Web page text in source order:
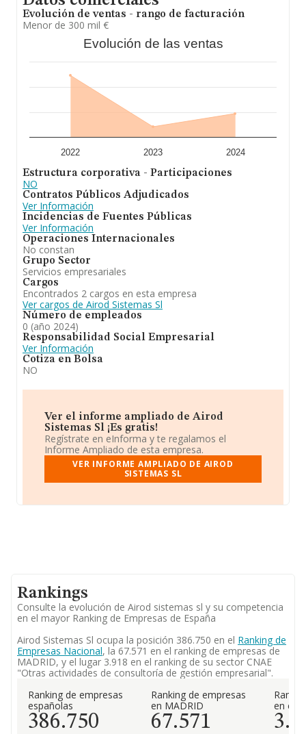
mantenimiento de equipos electronicos, redes,
telefonia, máquinas de oficina, etc. En el ranking de
provincia, ha experimentado un retroceso.
Evolución de ventas - rango de facturación
Menor de 300 mil €
Evolución de las ventas
2022 2023 2024
Estructura corporativa - Participaciones
NO
Contratos Públicos Adjudicados
Ver Información
Incidencias de Fuentes Públicas
Ver Información
Operaciones Internacionales
No constan
Grupo Sector
Servicios empresariales
Cargos
Encontrados 2 cargos en esta empresa
Ver cargos de Airod Sistemas Sl
Número de empleados
0 (año 2024)
Responsabilidad Social Empresarial
Ver Información
Cotiza en Bolsa
NO
Ver el informe ampliado de Airod
Sistemas Sl ¡Es gratis!
Regístrate en eInforma y te regalamos el
Informe Ampliado de esta empresa.
VER INFORME AMPLIADO DE AIROD
SISTEMAS SL
Rankings
Consulte la evolución de Airod sistemas sl y su competencia
en el mayor Ranking de Empresas de España
Airod Sistemas Sl ocupa la posición 386.750 en el Ranking de
Empresas Nacional, la 67.571 en el ranking de empresas de
MADRID, y el lugar 3.918 en el ranking de su sector CNAE
"Otras actividades de consultoría de gestión empresarial".
Ranking de empresas
españolas
386.750
Ranking de empresas
en MADRID
67.571
en el